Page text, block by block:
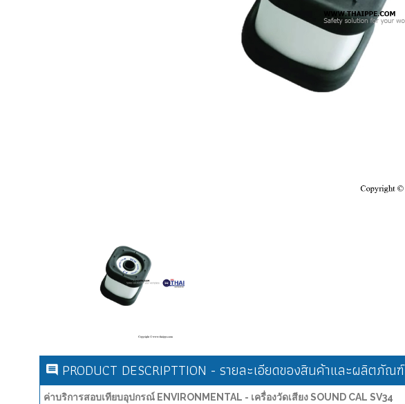
PRODUCT DESCRIPTTION - รายละเอียดของสินค้าและผลิตภัณฑ์
ค่าบริการสอบเทียบอุปกรณ์ ENVIRONMENTAL - เครื่องวัดเสียง SOUND CAL SV34